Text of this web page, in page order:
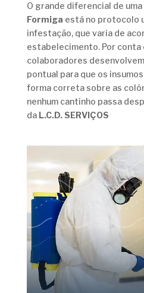
O grande diferencial de uma
Formiga está no protocolo
infestação, que varia de
estabelecimento. Por conta
colaboradores
pontual para que os
forma correta sobre as
nenhum cantinho passa
daL.C.D. SERVIÇOS